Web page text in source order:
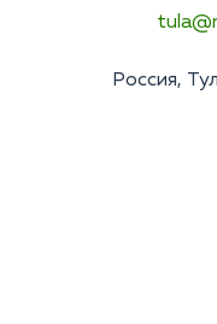
Россия,